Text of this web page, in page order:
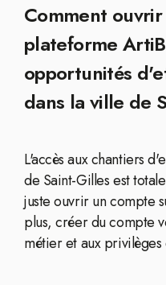
Comment
plateforme
opportunités
dans la ville de
L'accès aux chantiers
de Saint-Gilles est
juste ouvrir un compte
plus, créer du compte
métier et aux privilèges